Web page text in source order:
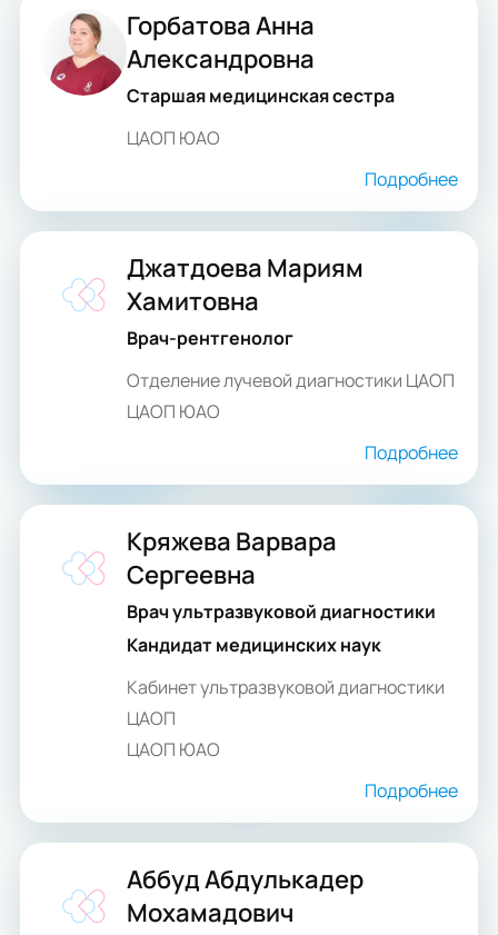
Горбатова Анна
Александровна
Старшая медицинская сестра
ЦАОП ЮАО
Подробнее
Джатдоева Мариям
Хамитовна
Врач-рентгенолог
Отделение лучевой диагностики ЦАОП
ЦАОП ЮАО
Подробнее
Кряжева Варвара
Сергеевна
Врач ультразвуковой диагностики
Кандидат медицинских наук
Кабинет ультразвуковой диагностики
ЦАОП
ЦАОП ЮАО
Подробнее
Аббуд Абдулькадер
Мохамадович